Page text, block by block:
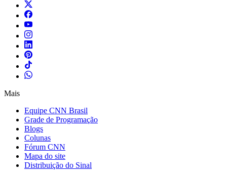
Mais
Equipe CNN Brasil
Grade de Programação
Blogs
Colunas
Fórum CNN
Mapa do site
Distribuição do Sinal